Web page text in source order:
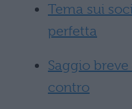
Tema sui
perfetta
Saggio
contro